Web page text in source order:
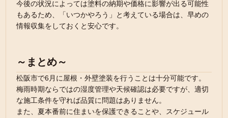
今後の状況によっては塗料の納期や価格に影響が出る可能性
もあるため、「いつかやろう」と考えている場合は、早めの
情報収集をしておくと安心です。
～まとめ～
松阪市で6月に屋根・外壁塗装を行うことは十分可能です。
梅雨時期ならではの湿度管理や天候確認は必要ですが、適切
な施工条件を守れば品質に問題はありません。
また、夏本番前に住まいを保護できることや、スケジュール